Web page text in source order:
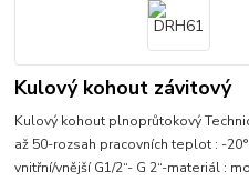
Kulový kohout závitový
Kulový kohout plnoprůtokový
až 50-rozsah pracovních teplot : -
vnitřní/vnější G1/2“- G 2“-materiál :